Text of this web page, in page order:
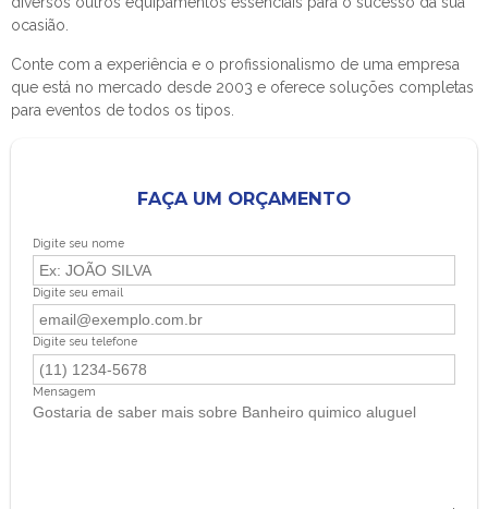
ocasião.
Conte com a experiência e o profissionalismo de uma empresa
que está no mercado desde 2003 e oferece soluções completas
para eventos de todos os tipos.
FAÇA UM ORÇAMENTO
Digite seu nome
Digite seu email
Digite seu telefone
Mensagem